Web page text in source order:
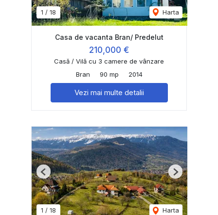
1 / 18 Harta
Casa de vacanta Bran/ Predelut
210,000 €
Casă / Vilă cu 3 camere de vânzare
Bran
90 mp 2014
Vezi mai multe detalii
1 / 18 Harta
Previous Next